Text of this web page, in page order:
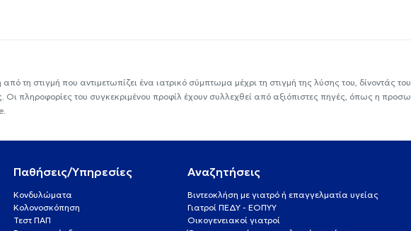
τη στιγμή που αντιμετωπίζει ένα ιατρικό σύμπτωμα μέχρι τη στιγμή της λύσης του, δίνοντάς του
πληροφορίες του συγκεκριμένου προφίλ έχουν συλλεχθεί από αξιόπιστες πηγές, όπως η
Παθήσεις/Υπηρεσίες
Κονδυλώματα
Κολονοσκόπηση
Τεστ ΠΑΠ
Αναζητήσεις
Βιντεοκλήση με γιατρό ή επαγγελματία υγείας
Γιατροί ΠΕΔΥ - ΕΟΠΥΥ
Οικογενειακοί γιατροί